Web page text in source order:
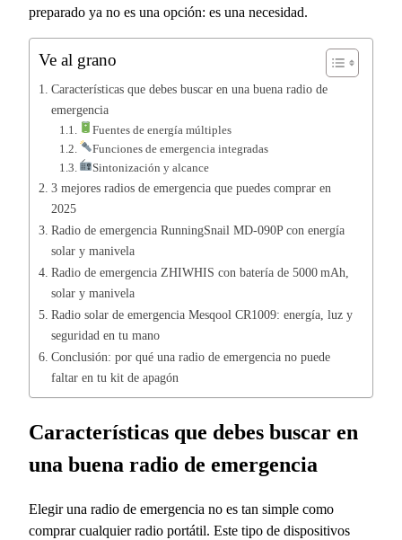
preparado ya no es una opción: es una necesidad.
Ve al grano
Características que debes buscar en una buena radio de
emergencia
Fuentes de energía múltiples
Funciones de emergencia integradas
Sintonización y alcance
3 mejores radios de emergencia que puedes comprar en
2025
Radio de emergencia RunningSnail MD-090P con energía
solar y manivela
Radio de emergencia ZHIWHIS con batería de 5000 mAh,
solar y manivela
Radio solar de emergencia Mesqool CR1009: energía, luz y
seguridad en tu mano
Conclusión: por qué una radio de emergencia no puede
faltar en tu kit de apagón
Características que debes buscar en
una buena radio de emergencia
Elegir una radio de emergencia no es tan simple como
comprar cualquier radio portátil. Este tipo de dispositivos